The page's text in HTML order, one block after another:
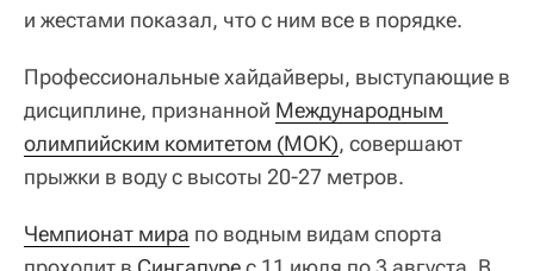
и жестами показал, что с ним все в порядке.
Профессиональные хайдайверы, выступающие в
дисциплине, признанной Международным
олимпийским комитетом (МОК), совершают
прыжки в воду с высоты 20-27 метров.
Чемпионат мира по водным видам спорта